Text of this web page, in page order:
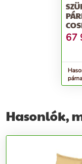
67
Hasonlók,